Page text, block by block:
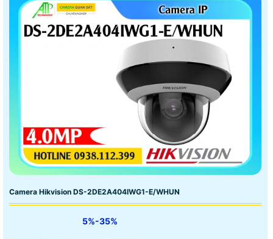
Camera Hikvision DS-2DE2A404IWG1-E/WHUN
5%-35%